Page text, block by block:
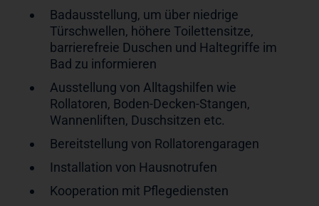
Badausstellung, um über niedrige
Türschwellen, höhere Toilettensitze,
barrierefreie Duschen und Haltegriffe im
Bad zu informieren
Ausstellung von Alltagshilfen wie
Rollatoren, Boden-Decken-Stangen,
Wannenliften, Duschsitzen etc.
Bereitstellung von Rollatorengaragen
Installation von Hausnotrufen
Kooperation mit Pflegediensten